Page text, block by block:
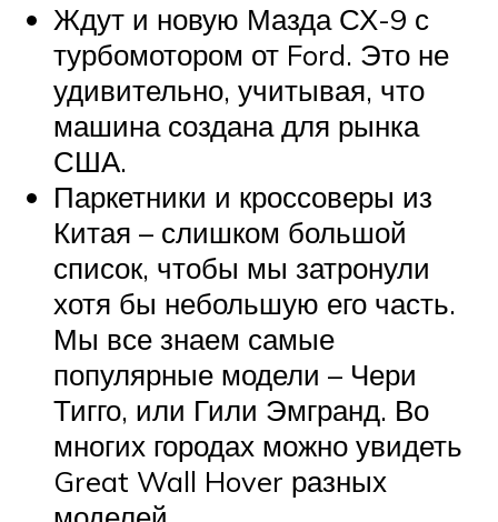
Ждут и новую Мазда СХ-9 с
турбомотором от Ford. Это не
удивительно, учитывая, что
машина создана для рынка
США.
Паркетники и кроссоверы из
Китая – слишком большой
список, чтобы мы затронули
хотя бы небольшую его часть.
Мы все знаем самые
популярные модели – Чери
Тигго, или Гили Эмгранд. Во
многих городах можно увидеть
Great Wall Hover разных